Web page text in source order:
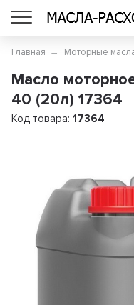
Главная Моторные
Масло
40 (20л) 17364
Код товара:17364